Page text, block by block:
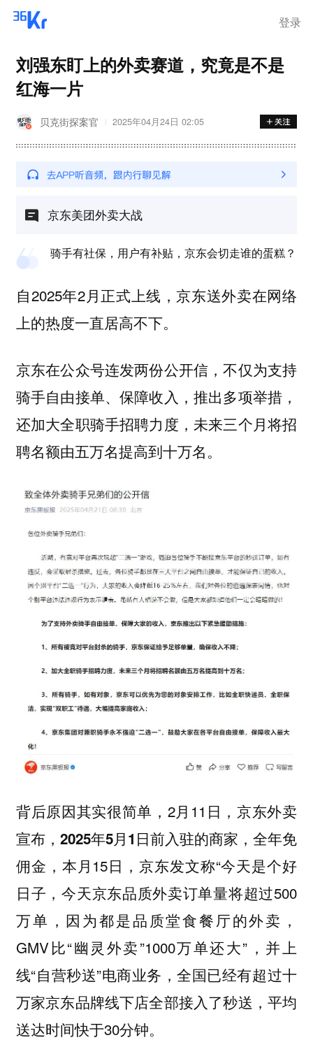
登录
刘强东盯上的外卖赛道，究竟是不是
红海一片
贝克街探案官 2025年04月24日 02:05
京东美团外卖大战
骑手有社保，用户有补贴，京东会切走谁的蛋糕？
自2025年2月正式上线， 京东送外卖在网络
上的热度一直居高不下。
京东在公众号连发两份公开信，不仅为支持
骑手自由接单、保障收入，推出多项举措，
还加大全职骑手招聘力度， 未来三个月将招
聘名额由五万名提高到十万名。
背后原因其实很简单，2月11日， 京东外卖
宣布，2025年5月1日前入驻的商家，全年免
佣金 ，本月15日，京东发文称“今天是个好
日子，今天京东品质外卖订单量将超过500
万单，因为都是品质堂食餐厅的外卖，
GMV比“幽灵外卖”1000万单还大”，并上
线“自营秒送”电商业务，全国已经有超过十
万家京东品牌线下店全部接入了秒送，平均
送达时间快于30分钟。